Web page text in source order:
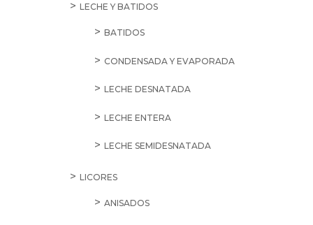
LECHE Y BATIDOS
BATIDOS
CONDENSADA Y EVAPORADA
LECHE DESNATADA
LECHE ENTERA
LECHE SEMIDESNATADA
LICORES
ANISADOS